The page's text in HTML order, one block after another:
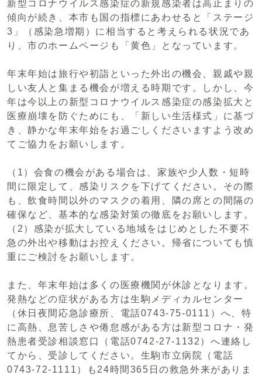
新型コロナウイルス感染症の新規感染者は高止まりの
傾向が続き、本市も国の指標にあわせると「ステージ
3」（感染急増期）に相当すると考えられる状況であ
り、市のホームページも「黄色」となっています。
年末年始は旅行や初詣といった外出の機会、親戚や親
しい友人と集まる機会が増える時期です。しかし、今
年は今以上の新型コロナウイルス感染症の感染拡大と
医療崩壊を防ぐためにも、「新しい生活様式」に基づ
き、静かな年末年始をお過ごしくださいますよう改め
てご協力をお願いします。
（1）会食の機会がある場合は、家族や少人数・短時
間に限定して、感染リスクを下げてください。その際
も、飲食時間以外のマスクの着用、隣の席との間隔の
確保など、基本的な感染対策の徹底をお願いします。
（2）感染が拡大している地域をはじめとした不要不
急の外出や移動はお控えください。帰省についても慎
重にご検討をお願いします。
また、年末年始は多くの医療機関が休診となります。
発熱などの症状がある方は生駒メディカルセンター
（休日夜間応急診療所、電話0743-75-0111）へ、特
に高熱、息苦しさや倦怠感がある方は新型コロナ・発
熱患者受診相談窓口（電話0742-27-1132）へ連絡し
てから、受診してください。生駒市立病院（電話
0743-72-1111）も24時間365日の救急外来がありま